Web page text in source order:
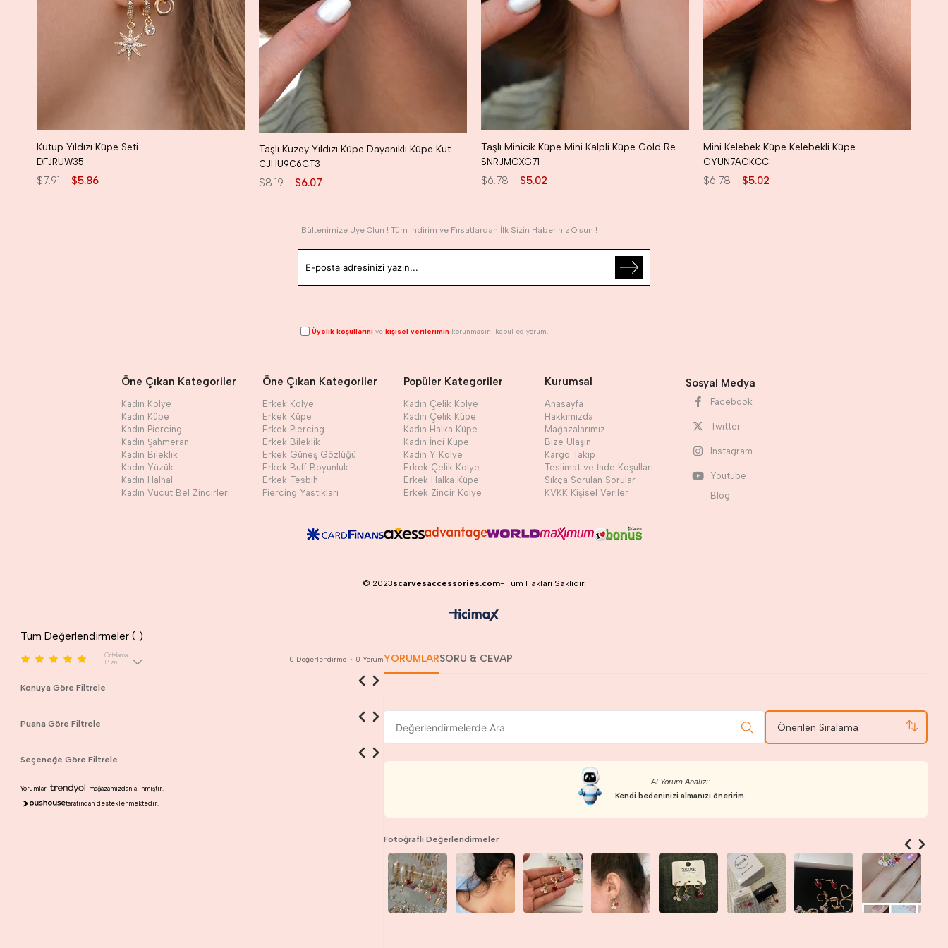
Kutup Yıldızı Küpe Seti
DFJRUW35
$5.86
$7.91
Taşlı Kuzey Yıldızı Küpe Dayanıklı Küpe Kutup Yıldızı Küpe
CJHU9C6CT3
$6.07
$8.19
Taşlı Minicik Küpe Mini Kalpli Küpe Gold Renk
SNRJMGXG71
$5.02
$6.78
Mini Kelebek Küpe Kelebekli Küpe
GYUN7AGKCC
$5.02
$6.78
Bültenimize Üye Olun ! Tüm İndirim ve Fırsatlardan İlk Sizin Haberiniz Olsun !
Üyelik koşullarını ve kişisel verilerimin korunmasını kabul ediyorum.
Öne Çıkan Kategoriler
Kadın Kolye
Kadın Küpe
Kadın Piercing
Kadın Şahmeran
Kadın Bileklik
Kadın Yüzük
Kadın Halhal
Kadın Vücut Bel Zincirleri
Öne Çıkan Kategoriler
Erkek Kolye
Erkek Küpe
Erkek Piercing
Erkek Bileklik
Erkek Güneş Gözlüğü
Erkek Buff Boyunluk
Erkek Tesbih
Piercing Yastıkları
Popüler Kategoriler
Kadın Çelik Kolye
Kadın Çelik Küpe
Kadın Halka Küpe
Kadın İnci Küpe
Kadın Y Kolye
Erkek Çelik Kolye
Erkek Halka Küpe
Erkek Zincir Kolye
Kurumsal
Anasayfa
Hakkımızda
Mağazalarımız
Bize Ulaşın
Kargo Takip
Teslimat ve İade Koşulları
Sıkça Sorulan Sorular
KVKK Kişisel Veriler
Sosyal Medya
Facebook
Twitter
Instagram
Youtube
Blog
© 2023scarvesaccessories.com- Tüm Hakları Saklıdır.
Tüm Değerlendirmeler ( )
Ortalama
Puan
0 Değerlendirme • 0 Yorum
Konuya Göre Filtrele
Puana Göre Filtrele
Seçeneğe Göre Filtrele
Yorumlar
mağazamızdan alınmıştır.
tarafından desteklenmektedir.
YORUMLARSORU & CEVAP
Önerilen Sıralama
AI Yorum Analizi:
Kendi bedeninizi almanızı öneririm.
Fotoğraflı Değerlendirmeler